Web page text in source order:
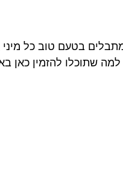
בטעם טוב כל
שתוכלו להזמין כאן